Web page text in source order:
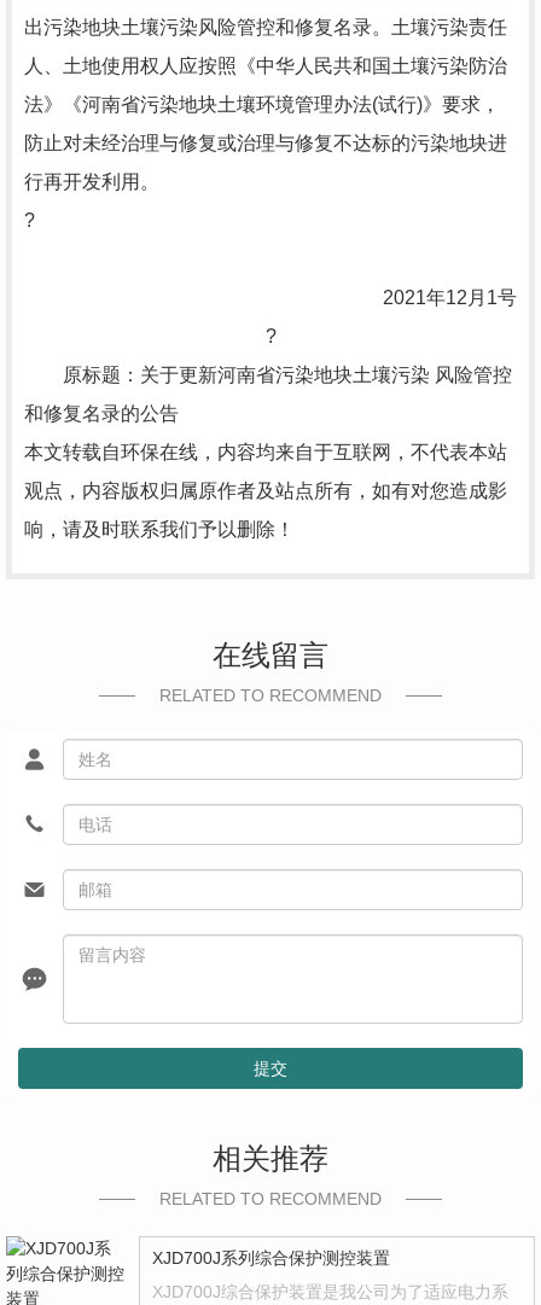
出污染地块土壤污染风险管控和修复名录。土壤污染责任
人、土地使用权人应按照《中华人民共和国土壤污染防治
法》《河南省污染地块土壤环境管理办法(试行)》要求，
防止对未经治理与修复或治理与修复不达标的污染地块进
行再开发利用。
?
2021年12月1号
?
原标题：关于更新河南省污染地块土壤污染 风险管控
和修复名录的公告
本文转载自环保在线，内容均来自于互联网，不代表本站
观点，内容版权归属原作者及站点所有，如有对您造成影
响，请及时联系我们予以删除！
在线留言
RELATED TO RECOMMEND
提交
相关推荐
RELATED TO RECOMMEND
XJD700J系列综合保护测控装置
XJD700J综合保护装置是我公司为了适应电力系